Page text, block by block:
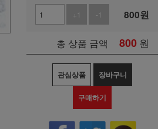
+1
-1 800원
총 상품 금액 800 원
관심상품 장바구니
구매하기